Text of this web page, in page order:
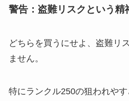
警告：盗難リスクという精
どちらを買うにせよ、盗難リ
ません。
特にランクル250の狙われやす